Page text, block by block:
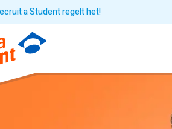
a Student regelt het!